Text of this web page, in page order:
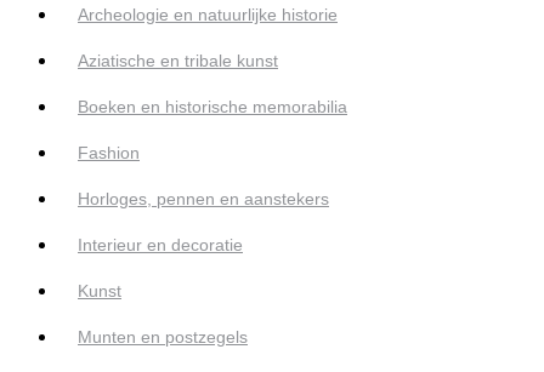
Archeologie en natuurlijke historie
Aziatische en tribale kunst
Boeken en historische memorabilia
Fashion
Horloges, pennen en aanstekers
Interieur en decoratie
Kunst
Munten en postzegels